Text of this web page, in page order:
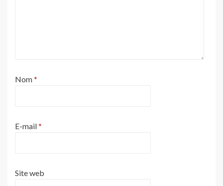
Nom*
E-mail*
Site web